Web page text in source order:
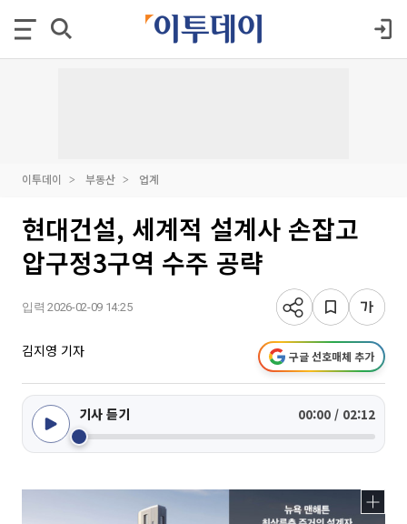
이투데이 부동산 업계
현대건설, 세계적 설계사 손잡고
압구정3구역 수주 공략
입력 2026-02-09 14:25
김지영 기자 구글 선호매체 추가
기사 듣기 00:00 / 02:12